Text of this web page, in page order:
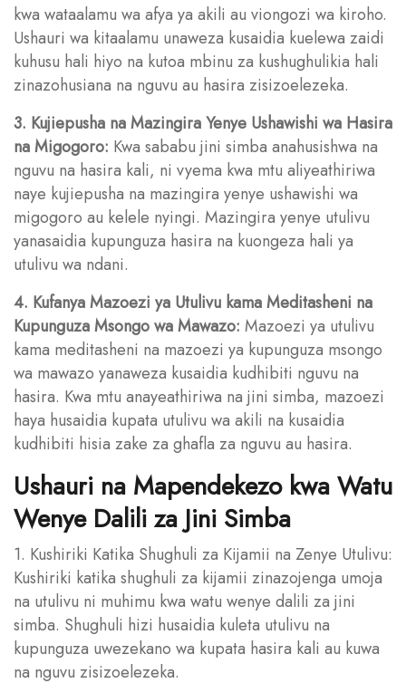
kwa wataalamu wa afya ya akili au viongozi wa kiroho.
Ushauri wa kitaalamu unaweza kusaidia kuelewa zaidi
kuhusu hali hiyo na kutoa mbinu za kushughulikia hali
zinazohusiana na nguvu au hasira zisizoelezeka.
3. Kujiepusha na Mazingira Yenye Ushawishi wa Hasira
na Migogoro: Kwa sababu jini simba anahusishwa na
nguvu na hasira kali, ni vyema kwa mtu aliyeathiriwa
naye kujiepusha na mazingira yenye ushawishi wa
migogoro au kelele nyingi. Mazingira yenye utulivu
yanasaidia kupunguza hasira na kuongeza hali ya
utulivu wa ndani.
4. Kufanya Mazoezi ya Utulivu kama Meditasheni na
Kupunguza Msongo wa Mawazo: Mazoezi ya utulivu
kama meditasheni na mazoezi ya kupunguza msongo
wa mawazo yanaweza kusaidia kudhibiti nguvu na
hasira. Kwa mtu anayeathiriwa na jini simba, mazoezi
haya husaidia kupata utulivu wa akili na kusaidia
kudhibiti hisia zake za ghafla za nguvu au hasira.
Ushauri na Mapendekezo kwa Watu
Wenye Dalili za Jini Simba
1. Kushiriki Katika Shughuli za Kijamii na Zenye Utulivu:
Kushiriki katika shughuli za kijamii zinazojenga umoja
na utulivu ni muhimu kwa watu wenye dalili za jini
simba. Shughuli hizi husaidia kuleta utulivu na
kupunguza uwezekano wa kupata hasira kali au kuwa
na nguvu zisizoelezeka.